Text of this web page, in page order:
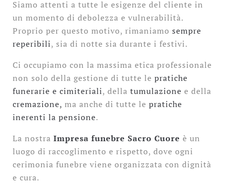
Siamo attenti a tutte le esigenze del cliente in
un momento di debolezza e vulnerabilità.
Proprio per questo motivo, rimaniamo sempre
reperibili, sia di notte sia durante i festivi.
Ci occupiamo con la massima etica professionale
non solo della gestione di tutte le pratiche
funerarie e cimiteriali, della tumulazione e della
cremazione, ma anche di tutte le pratiche
inerenti la pensione.
La nostra Impresa funebre Sacro Cuore è un
luogo di raccoglimento e rispetto, dove ogni
cerimonia funebre viene organizzata con dignità
e cura.